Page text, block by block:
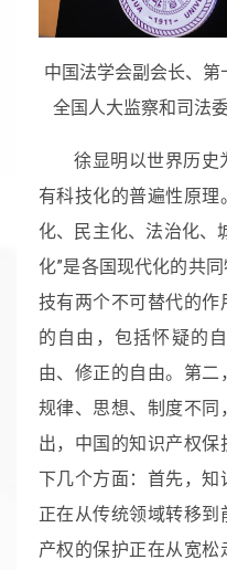
中国法学会副会长、第
全国人大监察和司法
徐显明以世界历史
有科技化的普遍性原
化、民主化、法治化、
化”是各国现代化的共
技有两个不可替代的
的自由，包括怀疑的
由、修正的自由。第
规律、思想、制度不
出，中国的知识产权
下几个方面：首先，知
正在从传统领域转移
产权的保护正在从宽